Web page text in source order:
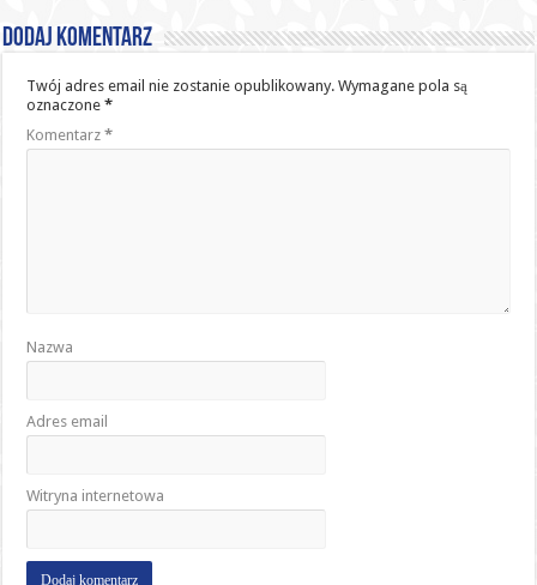
Dodaj komentarz
Twój adres email nie zostanie opublikowany. Wymagane pola są
oznaczone*
Komentarz*
Nazwa
Adres email
Witryna internetowa